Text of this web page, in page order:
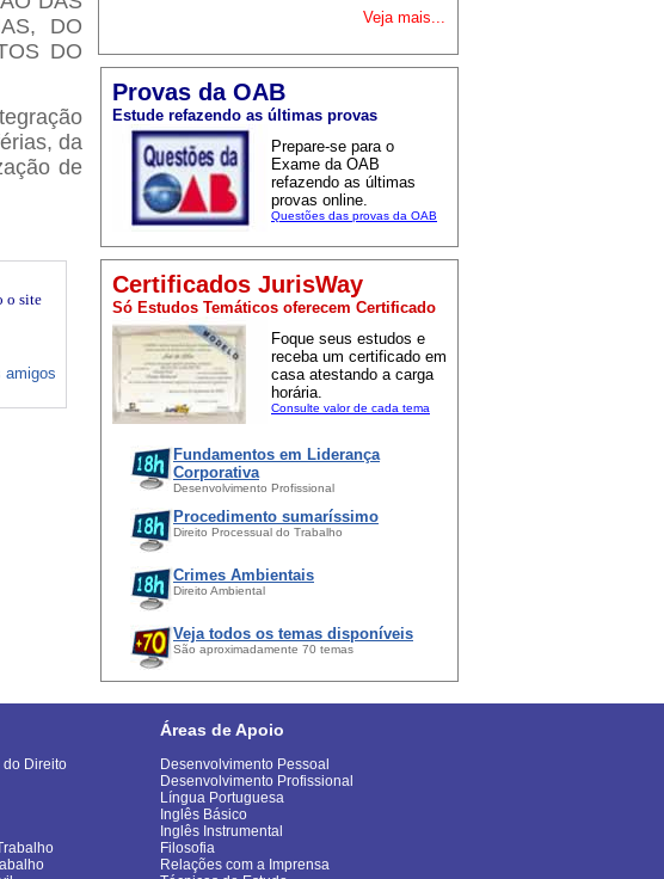
Veja mais...
Provas da OAB
Estude refazendo as últimas provas
Prepare-se para o
Exame da OAB
refazendo as últimas
provas online.
Questões das provas da OAB
Certificados JurisWay
Só Estudos Temáticos oferecem Certificado
Foque seus estudos e
receba um certificado em
casa atestando a carga
horária.
Consulte valor de cada tema
Fundamentos em Liderança
Corporativa
Desenvolvimento Profissional
Procedimento sumaríssimo
Direito Processual do Trabalho
Crimes Ambientais
Direito Ambiental
Veja todos os temas disponíveis
São aproximadamente 70 temas
DO
DO
da
de
o site
amigos
do Direito
Áreas de Apoio
Desenvolvimento Pessoal
Desenvolvimento Profissional
Língua Portuguesa
Inglês Básico
Inglês Instrumental
Filosofia
Relações com a Imprensa